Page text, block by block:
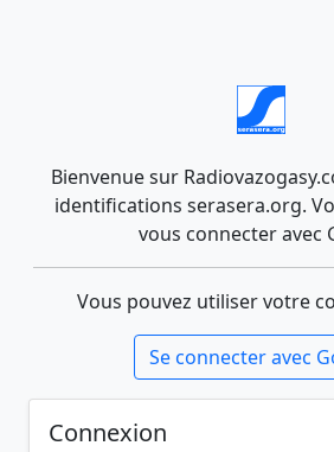
Bienvenue sur
identifications serasera.org.
vous connecter avec
Vous pouvez utiliser votre
Se connecter avec
Connexion